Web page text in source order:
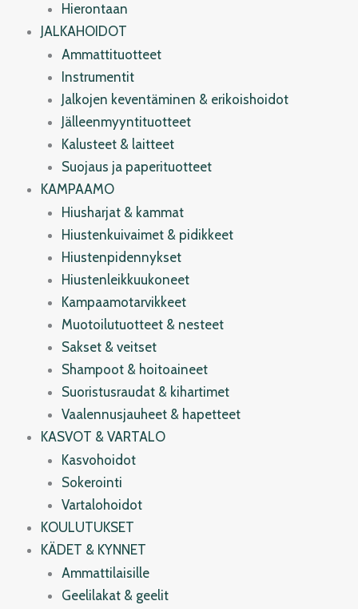
Hierontaan
JALKAHOIDOT
Ammattituotteet
Instrumentit
Jalkojen keventäminen & erikoishoidot
Jälleenmyyntituotteet
Kalusteet & laitteet
Suojaus ja paperituotteet
KAMPAAMO
Hiusharjat & kammat
Hiustenkuivaimet & pidikkeet
Hiustenpidennykset
Hiustenleikkuukoneet
Kampaamotarvikkeet
Muotoilutuotteet & nesteet
Sakset & veitset
Shampoot & hoitoaineet
Suoristusraudat & kihartimet
Vaalennusjauheet & hapetteet
KASVOT & VARTALO
Kasvohoidot
Sokerointi
Vartalohoidot
KOULUTUKSET
KÄDET & KYNNET
Ammattilaisille
Geelilakat & geelit